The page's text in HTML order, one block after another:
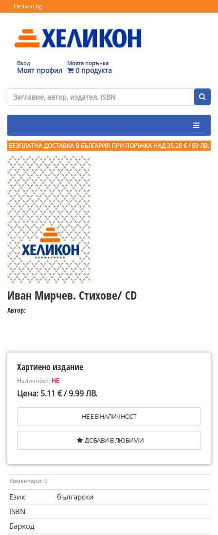
Helikon.bg
Вход
Моят профил
Моята поръчка
0 продукта
БЕЗПЛАТНА ДОСТАВКА В БЪЛГАРИЯ ПРИ ПОРЪЧКА НАД 35.28 € / 69 ЛВ.
Иван Мирчев. Стихове/ CD
Автор:
Хартиено издание
Наличност: НЕ
Цена: 5.11 € / 9.99 ЛВ.
НЕ Е В НАЛИЧНОСТ
ДОБАВИ В ЛЮБИМИ
Коментари: 0
Език
български
ISBN
Баркод